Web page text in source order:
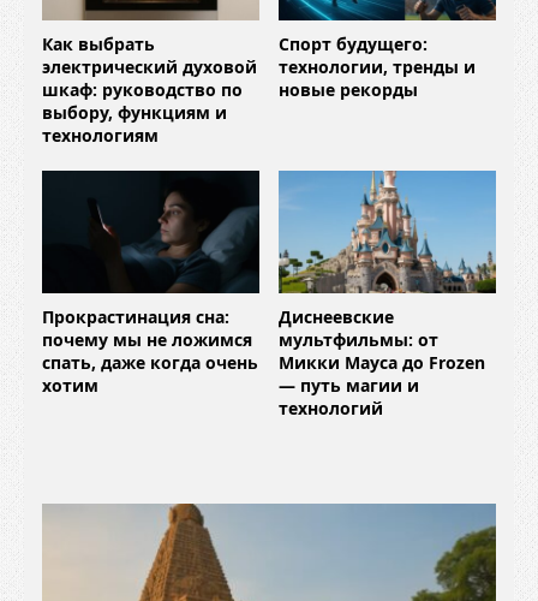
Как выбрать
электрический духовой
шкаф: руководство по
выбору, функциям и
технологиям
Спорт будущего:
технологии, тренды и
новые рекорды
Прокрастинация сна:
почему мы не ложимся
спать, даже когда очень
хотим
Диснеевские
мультфильмы: от
Микки Мауса до Frozen
— путь магии и
технологий